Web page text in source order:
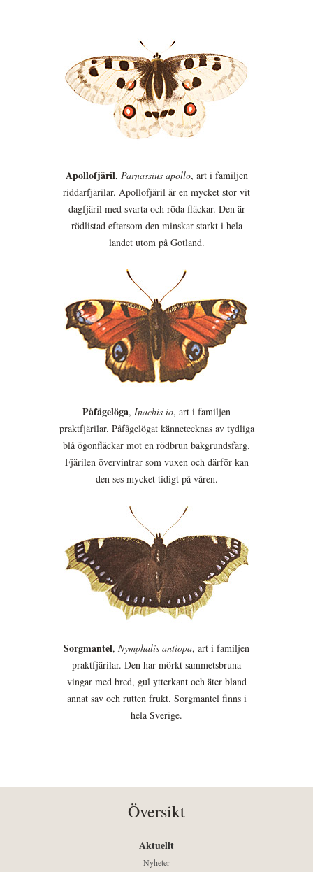
Apollofjäril, Parnassius apollo, art i familjen
riddarfjärilar. Apollofjäril är en mycket stor vit
dagfjäril med svarta och röda fläckar. Den är
rödlistad eftersom den minskar starkt i hela
landet utom på Gotland.
Påfågelöga, Inachis io, art i familjen
praktfjärilar. Påfågelögat kännetecknas av tydliga
blå ögonfläckar mot en rödbrun bakgrundsfärg.
Fjärilen övervintrar som vuxen och därför kan
den ses mycket tidigt på våren.
Sorgmantel, Nymphalis antiopa, art i familjen
praktfjärilar. Den har mörkt sammetsbruna
vingar med bred, gul ytterkant och äter bland
annat sav och rutten frukt. Sorgmantel finns i
hela Sverige.
Översikt
Aktuellt
Nyheter